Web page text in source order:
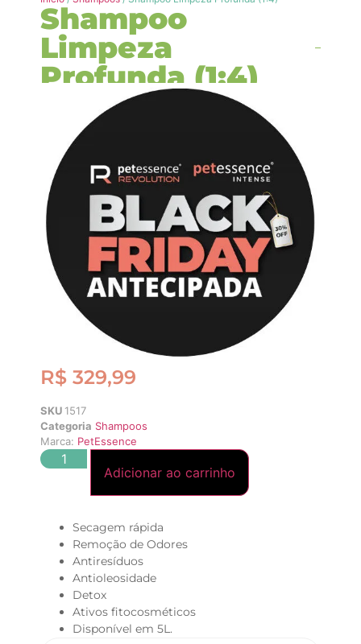
Shampoo
Limpeza
Profunda (1:4)
R$ 329,99
SKU 1517
Categoria Shampoos
Marca: PetEssence
Adicionar ao carrinho
Secagem rápida
Remoção de Odores
Antiresíduos
Antioleosidade
Detox
Ativos fitocosméticos
Disponível em 5L.